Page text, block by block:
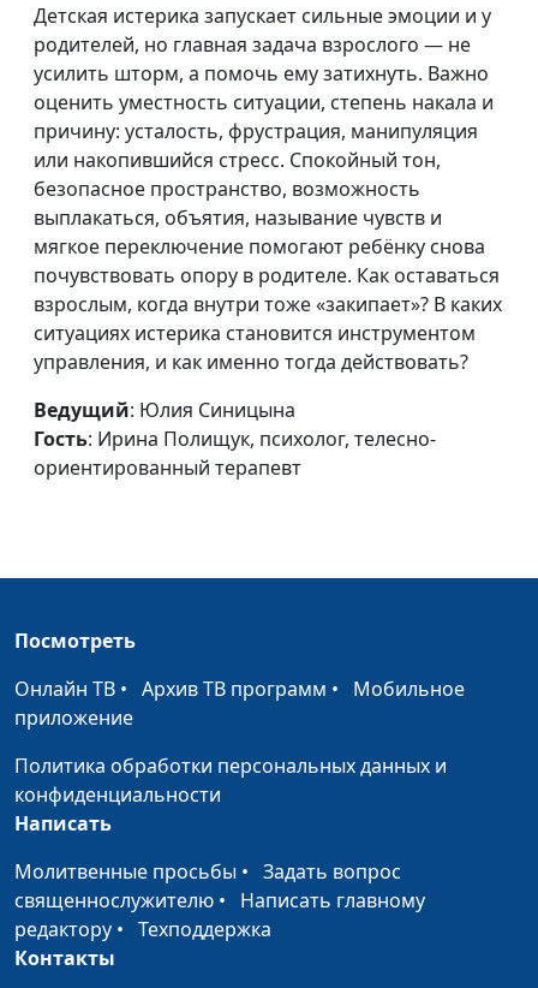
терапевт
Жить здесь и сейчас
Юлия Синицына,
Ирина Полищук,
психолог, телесно-
ориентированный
терапевт
#973
Вина должна быть
продуктивной?
Юлия Синицына,
Ирина Полищук,
психолог, телесно-
Сверхчувствительность:
как защитить себя
терапевт
Зачем нам нужны
психологические
защиты
Ирина Полищук,
Третий лишний в
отношениях
Юлия Синицына,
Детская истерика запускает сильные эмоции и у
родителей, но главная задача взрослого — не
усилить шторм, а помочь ему затихнуть. Важно
оценить уместность ситуации, степень накала и
причину: усталость, фрустрация, манипуляция
или накопившийся стресс. Спокойный тон,
безопасное пространство, возможность
выплакаться, объятия, называние чувств и
мягкое переключение помогают ребёнку снова
почувствовать опору в родителе. Как оставаться
взрослым, когда внутри тоже «закипает»? В каких
ситуациях истерика становится инструментом
управления, и как именно тогда действовать?
Ведущий: Юлия Синицына
Гость: Ирина Полищук, психолог, телесно-
ориентированный терапевт
Посмотреть
Онлайн ТВ • Архив ТВ программ • Мобильное
приложение
Политика обработки персональных данных и
конфиденциальности
Написать
Молитвенные просьбы • Задать вопрос
священнослужителю • Написать главному
редактору • Техподдержка
Контакты